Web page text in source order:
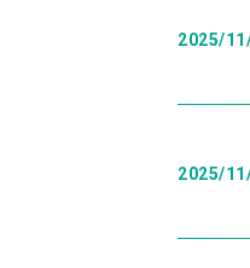
2025/
2025/